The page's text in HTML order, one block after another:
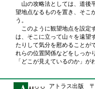
山の攻略法としては、道後
望地点なるものを置き、そこ
う。
このように観望地点を設定
は、そこに立って山々を遠望
たりして気分を慰めることが
れらの位置関係などをしっか
「どこが見えているのか」が
アトラス出版